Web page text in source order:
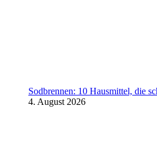
Sodbrennen: 10 Hausmittel, die
4. August 2026